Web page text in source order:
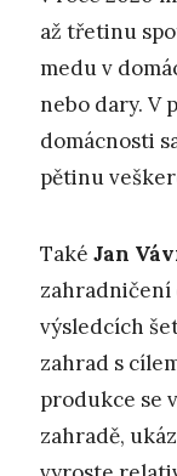
až třetinu
medu v
nebo dary. V
domácnosti
pětinu
Také Jan
zahradničení
výsledcích
zahrad s
produkce se
zahradě,